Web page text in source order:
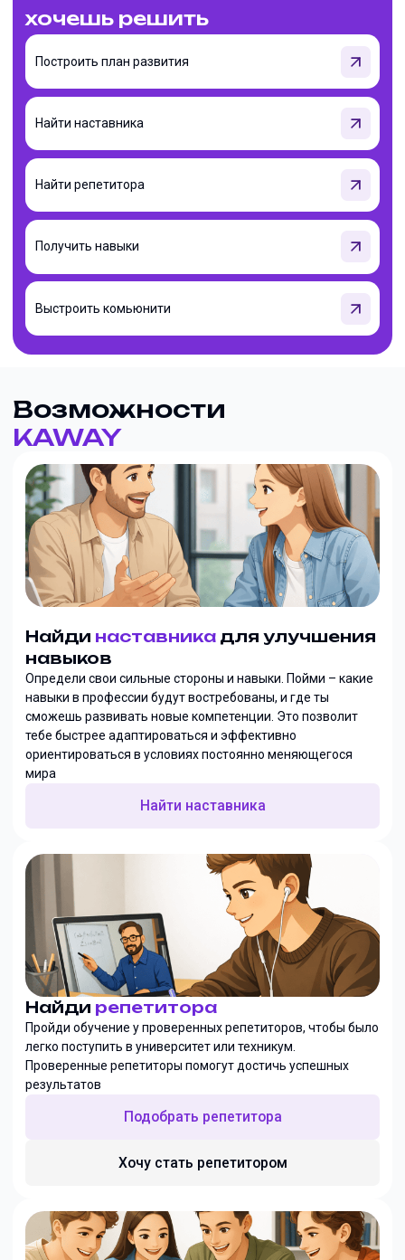
хочешь решить
Построить план развития
Найти наставника
Найти репетитора
Получить навыки
Выстроить комьюнити
Возможности
KAWAY
Найди наставника для улучшения
навыков
Определи свои сильные стороны и навыки. Пойми – какие
навыки в профессии будут востребованы, и где ты
сможешь развивать новые компетенции. Это позволит
тебе быстрее адаптироваться и эффективно
ориентироваться в условиях постоянно меняющегося
мира
Найти наставника
Найди репетитора
Пройди обучение у проверенных репетиторов, чтобы было
легко поступить в университет или техникум.
Проверенные репетиторы помогут достичь успешных
результатов
Подобрать репетитора
Хочу стать репетитором